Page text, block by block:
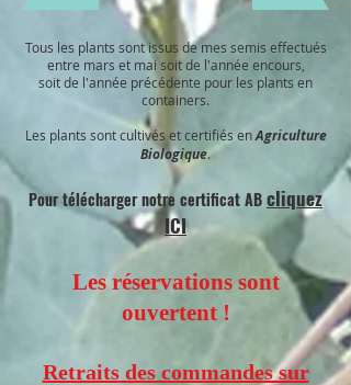
Tous les plants sont issus de mes semis effectués
entre mars et mai soit de l'année encours,
soit de l'année précédente pour les plants en
containers.
Les plants sont cultivés et certifiés enAgriculture
Biologique.
Pour télécharger notre certificat ABcliquez
ICI
Les réservations sont
ouvertent !
Retraits des commandes sur